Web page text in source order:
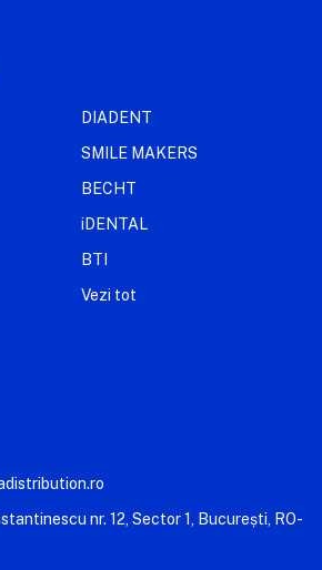
DIADENT
SMILE MAKERS
BECHT
iDENTAL
BTI
Vezi tot
nr. 12, Sector 1, București, RO-